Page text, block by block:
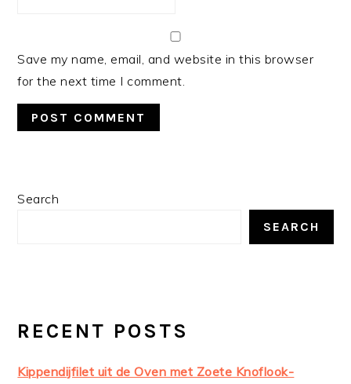
Save my name, email, and website in this browser
for the next time I comment.
PRIMARY
Search
SEARCH
RECENT POSTS
Kippendijfilet uit de Oven met Zoete Knoflook-